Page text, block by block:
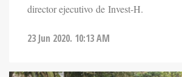
director ejecutivo de Invest-H.
23 Jun 2020. 10:13 AM